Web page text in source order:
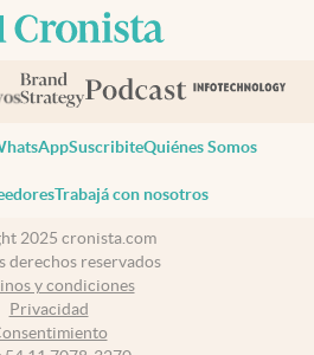
SuscribiteQuiénes Somos
Trabajá con nosotros
2025 cronista.com
derechos reservados
y condiciones
Privacidad